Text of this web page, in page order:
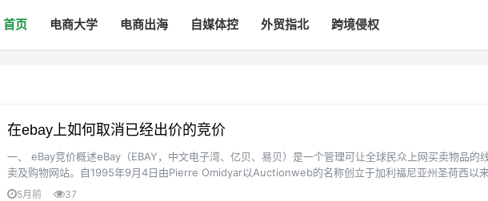
首页 电商大学 电商出海 自媒体控 外贸指北 跨境侵权
在ebay上如何取消已经出价的竞价
一、 eBay竞价概述eBay（EBAY，中文电子湾、亿贝、易贝）是一个管理可让全球民众上网买卖物品的
卖及购物网站。自1995年9月4日由Pierre Omidyar以Auctionweb的名称创立于加利福尼亚州圣荷西以
ebay以经···
5月前 37